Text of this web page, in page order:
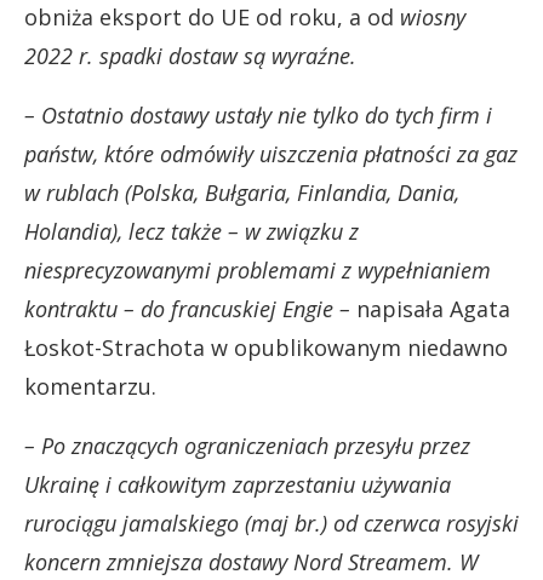
obniża eksport do UE od roku, a od wiosny
2022 r. spadki dostaw są wyraźne.
– Ostatnio dostawy ustały nie tylko do tych firm i
państw, które odmówiły uiszczenia płatności za gaz
w rublach (Polska, Bułgaria, Finlandia, Dania,
Holandia), lecz także – w związku z
niesprecyzowanymi problemami z wypełnianiem
kontraktu – do francuskiej Engie – napisała Agata
Łoskot-Strachota w opublikowanym niedawno
komentarzu.
– Po znaczących ograniczeniach przesyłu przez
Ukrainę i całkowitym zaprzestaniu używania
rurociągu jamalskiego (maj br.) od czerwca rosyjski
koncern zmniejsza dostawy Nord Streamem. W